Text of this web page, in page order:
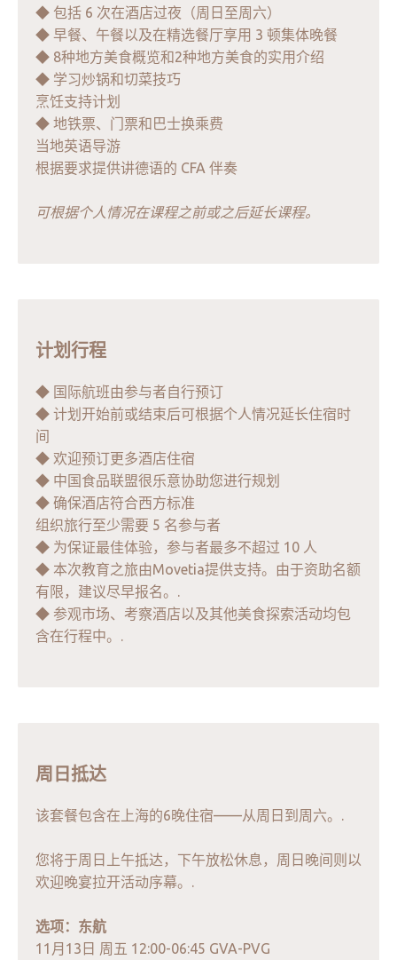
◆ 包括 6 次在酒店过夜（周日至周六）
◆ 早餐、午餐以及在精选餐厅享用 3 顿集体晚餐
◆ 8种地方美食概览和2种地方美食的实用介绍
◆ 学习炒锅和切菜技巧
烹饪支持计划
◆ 地铁票、门票和巴士换乘费
当地英语导游
根据要求提供讲德语的 CFA 伴奏
可根据个人情况在课程之前或之后延长课程。
计划行程
◆ 国际航班由参与者自行预订
◆ 计划开始前或结束后可根据个人情况延长住宿时
间
◆ 欢迎预订更多酒店住宿
◆ 中国食品联盟很乐意协助您进行规划
◆ 确保酒店符合西方标准
组织旅行至少需要 5 名参与者
◆ 为保证最佳体验，参与者最多不超过 10 人
◆ 本次教育之旅由Movetia提供支持。由于资助名额
有限，建议尽早报名。.
◆ 参观市场、考察酒店以及其他美食探索活动均包
含在行程中。.
周日抵达
该套餐包含在上海的6晚住宿——从周日到周六。.
您将于周日上午抵达，下午放松休息，周日晚间则以
欢迎晚宴拉开活动序幕。.
选项：东航
11月13日 周五 12:00-06:45 GVA-PVG